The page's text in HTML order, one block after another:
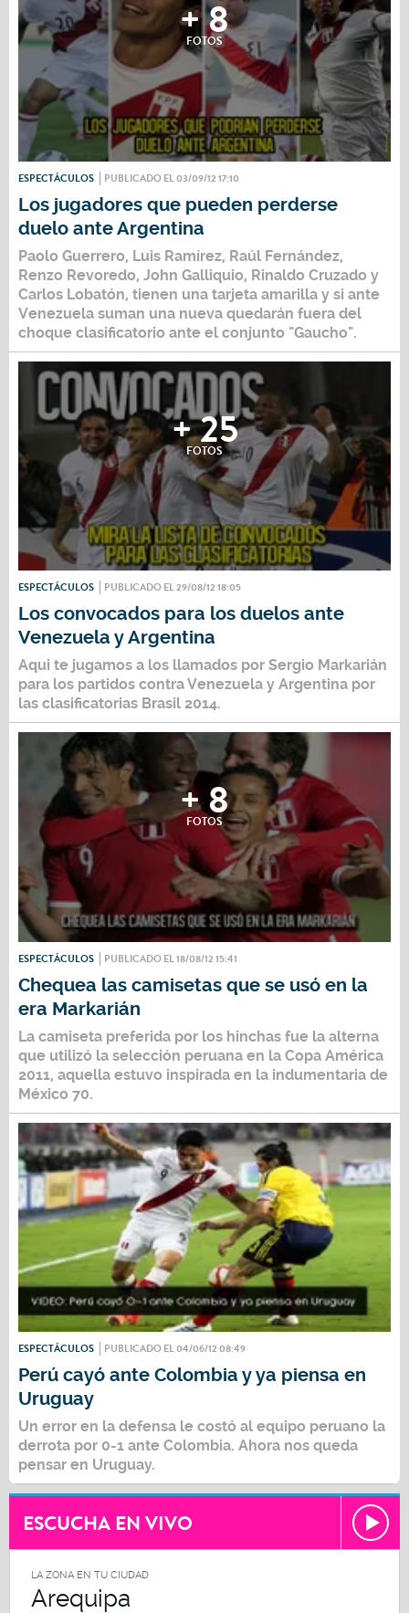
+ 8
FOTOS
ESPECTÁCULOS PUBLICADO EL 03/09/12 17:10
Los jugadores que pueden perderse
duelo ante Argentina
Paolo Guerrero, Luis Ramírez, Raúl Fernández,
Renzo Revoredo, John Galliquio, Rinaldo Cruzado y
Carlos Lobatón, tienen una tarjeta amarilla y si ante
Venezuela suman una nueva quedarán fuera del
choque clasificatorio ante el conjunto "Gaucho".
+ 25
FOTOS
ESPECTÁCULOS PUBLICADO EL 29/08/12 18:05
Los convocados para los duelos ante
Venezuela y Argentina
Aqui te jugamos a los llamados por Sergio Markarián
para los partidos contra Venezuela y Argentina por
las clasificatorias Brasil 2014.
+ 8
FOTOS
ESPECTÁCULOS PUBLICADO EL 18/08/12 15:41
Chequea las camisetas que se usó en la
era Markarián
La camiseta preferida por los hinchas fue la alterna
que utilizó la selección peruana en la Copa América
2011, aquella estuvo inspirada en la indumentaria de
México 70.
ESPECTÁCULOS PUBLICADO EL 04/06/12 08:49
Perú cayó ante Colombia y ya piensa en
Uruguay
Un error en la defensa le costó al equipo peruano la
derrota por 0-1 ante Colombia. Ahora nos queda
pensar en Uruguay.
ESCUCHA EN VIVO
LA ZONA EN TU CIUDAD
Arequipa